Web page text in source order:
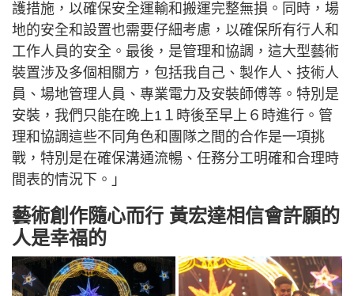
護措施，以確保安全運輸和搬運完整無損。同時，場
地的安全和設置也需要仔細考慮，以確保所有行人和
工作人員的安全。最後，是管理和協調，這大型藝術
裝置涉及多個相關方，包括我自己、製作人、技術人
員、場地管理人員、專業電力及安裝師傅等。特別是
安裝，我們只能在晚上1１時後至早上６時進行。管
理和協調這些不同角色和團隊之間的合作是一項挑
戰，特別是在確保溝通流暢、任務分工明確和合理時
間表的情況下。」
藝術創作隨心而行 黃宏達相信會許願的
人是幸福的